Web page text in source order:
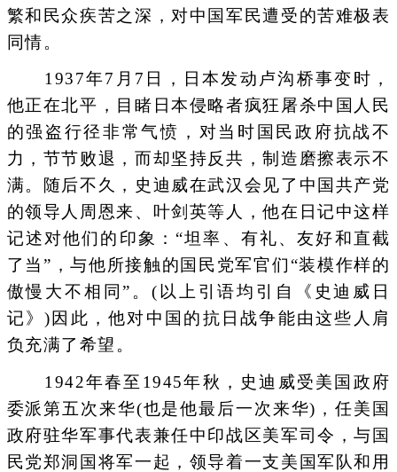
繁和民众疾苦之深，对中国军民遭受的苦难极表
同情。
1937年7月7日，日本发动卢沟桥事变时，
他正在北平，目睹日本侵略者疯狂屠杀中国人民
的强盗行径非常气愤，对当时国民政府抗战不
力，节节败退，而却坚持反共，制造磨擦表示不
满。随后不久，史迪威在武汉会见了中国共产党
的领导人周恩来、叶剑英等人，他在日记中这样
记述对他们的印象：“坦率、有礼、友好和直截
了当”，与他所接触的国民党军官们“装模作样的
傲慢大不相同”。(以上引语均引自《史迪威日
记》)因此，他对中国的抗日战争能由这些人肩
负充满了希望。
1942年春至1945年秋，史迪威受美国政府
委派第五次来华(也是他最后一次来华)，任美国
政府驻华军事代表兼任中印战区美军司令，与国
民党郑洞国将军一起，领导着一支美国军队和用